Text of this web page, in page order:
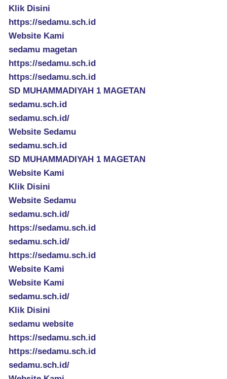
Klik Disini
https://sedamu.sch.id
Website Kami
sedamu magetan
https://sedamu.sch.id
https://sedamu.sch.id
SD MUHAMMADIYAH 1 MAGETAN
sedamu.sch.id
sedamu.sch.id/
Website Sedamu
sedamu.sch.id
SD MUHAMMADIYAH 1 MAGETAN
Website Kami
Klik Disini
Website Sedamu
sedamu.sch.id/
https://sedamu.sch.id
sedamu.sch.id/
https://sedamu.sch.id
Website Kami
Website Kami
sedamu.sch.id/
Klik Disini
sedamu website
https://sedamu.sch.id
https://sedamu.sch.id
sedamu.sch.id/